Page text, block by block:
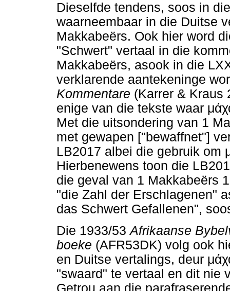
Dieselfde tendens, soos in
waarneembaar in die Duitse
Makkabeërs. Ook hier word
"Schwert" vertaal in die
Makkabeërs, asook in die
verklarende aantekeninge
Kommentare (Karrer & Kraus
enige van die tekste waar
Met die uitsondering van 1
met gewapen ["bewaffnet"]
LB2017 albei die gebruik om
Hierbenewens toon die
die geval van 1 Makkabeërs
"die Zahl der Erschlagenen"
das Schwert Gefallenen",
Die 1933/53Afrikaanse
boeke (AFR53DK) volg ook
en Duitse vertalings, deur
"swaard" te vertaal en dit nie
Getrou aan die